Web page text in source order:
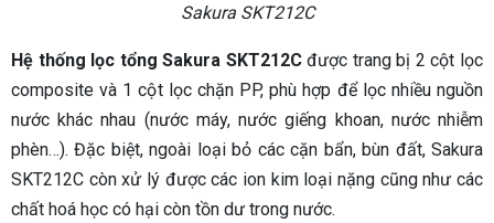
Sakura SKT212C
Hệ thống lọc tổng Sakura SKT212Cđược trang bị 2 cột lọc
composite và 1 cột lọc chặn PP, phù hợp để lọc nhiều nguồn
nước khác nhau (nước máy, nước giếng khoan, nước nhiễm
phèn…). Đặc biệt, ngoài loại bỏ các cặn bẩn, bùn đất, Sakura
SKT212C còn xử lý được các ion kim loại nặng cũng như các
chất hoá học có hại còn tồn dư trong nước.